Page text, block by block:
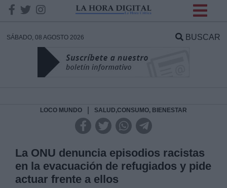
SÁBADO, 08 AGOSTO 2026 BUSCAR
LOCO MUNDO SALUD,CONSUMO, BIENESTAR
La ONU denuncia episodios racistas
en la evacuación de refugiados y pide
actuar frente a ellos
DATOS
Responsable:
Legitimación: